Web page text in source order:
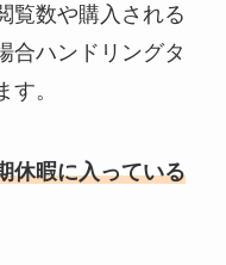
覧数や購入される
合ハンドリングタ
。
休暇に入っている